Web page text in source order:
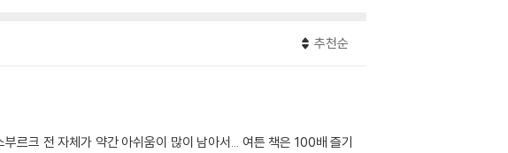
추천순
르크 전 자체가 약간 아쉬움이 많이 남아서... 여튼 책은 100배 즐기